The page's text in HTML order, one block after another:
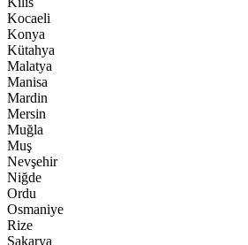
Kocaeli
Konya
Kütahya
Malatya
Manisa
Mardin
Mersin
Muğla
Muş
Nevşehir
Niğde
Ordu
Osmaniye
Rize
Sakarya